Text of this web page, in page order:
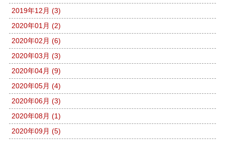
2019年12月 (3)
2020年01月 (2)
2020年02月 (6)
2020年03月 (3)
2020年04月 (9)
2020年05月 (4)
2020年06月 (3)
2020年08月 (1)
2020年09月 (5)